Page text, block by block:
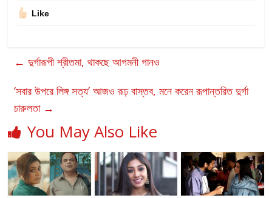
Like
← দুর্গারূপী শ্রীতমা, থাকছে আগমনী গানও
‘সবার উপরে লিঙ্গ সত্য’ আজও রূঢ় বাস্তব, মনে করেন রূপান্তরিত দুর্গা
চারুলতা →
You May Also Like